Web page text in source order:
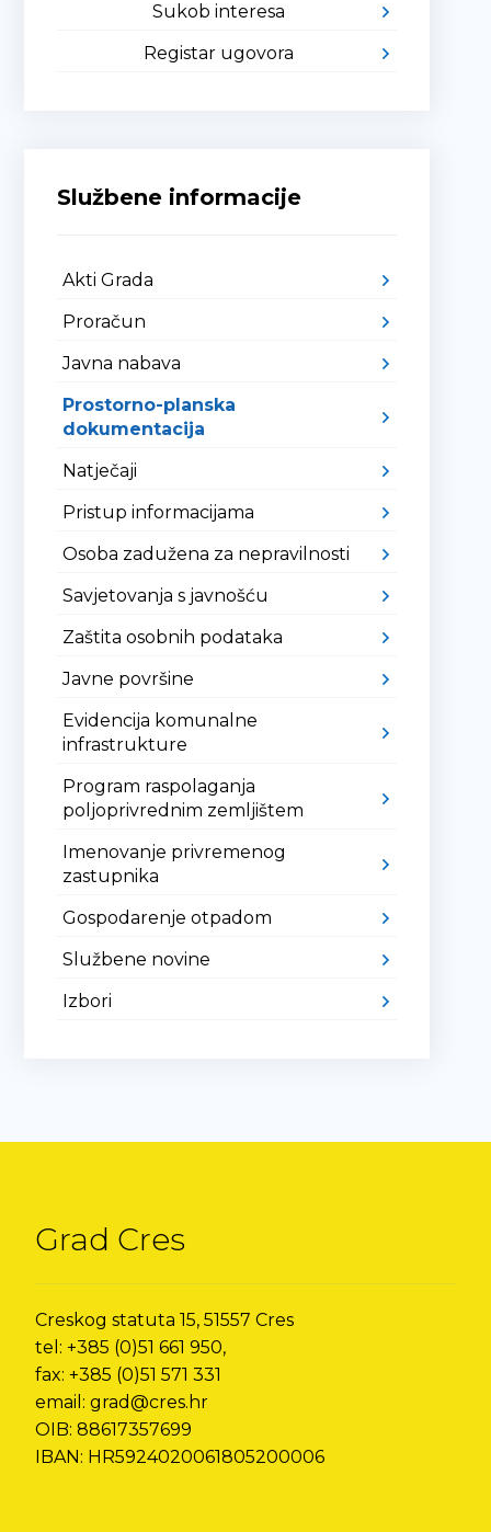
Sukob interesa
Registar ugovora
Službene informacije
Akti Grada
Proračun
Javna nabava
Prostorno-planska
dokumentacija
Natječaji
Pristup informacijama
Osoba zadužena za nepravilnosti
Savjetovanja s javnošću
Zaštita osobnih podataka
Javne površine
Evidencija komunalne
infrastrukture
Program raspolaganja
poljoprivrednim zemljištem
Imenovanje privremenog
zastupnika
Gospodarenje otpadom
Službene novine
Izbori
Grad Cres
Creskog statuta 15, 51557 Cres
tel: +385 (0)51 661 950,
fax: +385 (0)51 571 331
email: grad@cres.hr
OIB: 88617357699
IBAN: HR5924020061805200006